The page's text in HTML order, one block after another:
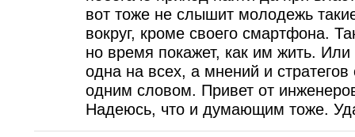
вот тоже не слышит молодежь
вокруг, кроме своего смартфона.
но время покажет, как им жить.
одна на всех, а мнений и стратегов
одним словом. Привет от
Надеюсь, что и думающим тоже.